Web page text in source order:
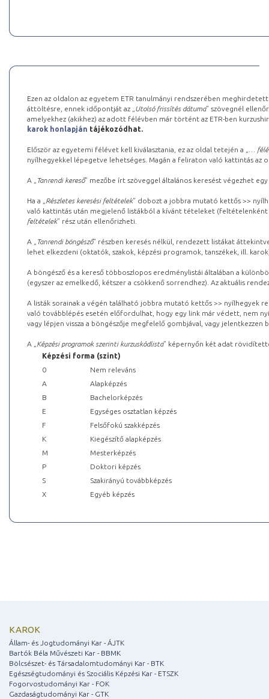
Ezen az oldalon az egyetem ETR tanulmányi rendszerében
áttöltésre, ennek időpontját az „ Utolsó frissítés dátuma” szövegnél
amelyekhez (akikhez) az adott félévben már történt az ETR-ben
karok honlapján tájékozódhat.
Először az egyetemi félévet kell kiválasztania, ez az oldal tetején a „
…
nyílhegyekkel lépegetve lehetséges. Magán a feliraton való kattintás az
A „ Tanrendi kereső” mezőbe írt szöveggel általános keresést végezhet
Ha a „ Részletes keresési feltételek” dobozt a jobbra mutató kettős >>
való kattintás után megjelenő listákból a kívánt tételeket (feltételenként
feltételek” rész után ellenőrizheti.
A „ Tanrendi böngésző” részben keresés nélkül, rendezett listákat
lehet elkezdeni (oktatók, szakok, képzési programok, tanszékek, ill.
A böngésző és a kereső többoszlopos eredménylistái általában a
(egyszer az emelkedő, kétszer a csökkenő sorrendhez). Az aktuális
A listák sorainak a végén található jobbra mutató kettős >> nyílhegyek
való továbblépés esetén előfordulhat, hogy egy link már védett, nem
vagy lépjen vissza a böngészője megfelelő gombjával, vagy
A „ Képzési programok szerinti kurzuskódlista” képernyőn két adat
Képzési forma (szint)
0
Nem releváns
A
Alapképzés
B
Bachelorképzés
E
Egységes osztatlan képzés
F
Felsőfokú szakképzés
K
Kiegészítő alapképzés
M
Mesterképzés
P
Doktori képzés
S
Szakirányú továbbképzés
X
Egyéb képzés
KAROK
Állam- és Jogtudományi Kar - ÁJTK
Bartók Béla Művészeti Kar - BBMK
Bölcsészet- és Társadalomtudományi Kar - BTK
Egészségtudományi és Szociális Képzési Kar - ETSZK
Fogorvostudományi Kar - FOK
Gazdaságtudományi Kar - GTK